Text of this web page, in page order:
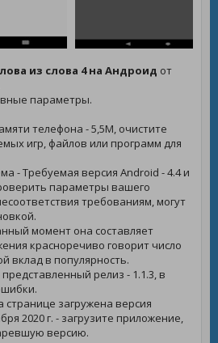
из слова 4 на Андроид от
параметры.
телефона - 5,5M, очистите
игр, файлов или программ для
- Требуемая версия Android - 4.4 и
параметры вашего
требованиям, могут
момент она составляет
красноречиво говорит число
вклад в популярность.
релиз - 1.1.3, в
странице загружена версия
2020 г. - загрузите приложение,
версию.